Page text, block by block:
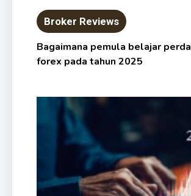
Broker Reviews
Bagaimana pemula belajar
forex pada tahun 2025